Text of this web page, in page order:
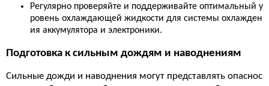
Регулярно проверяйте и поддерживайте оптимальный у
ровень охлаждающей жидкости для системы охлажден
ия аккумулятора и электроники.
Подготовка к сильным дождям и наводнениям
Сильные дожди и наводнения могут представлять опаснос